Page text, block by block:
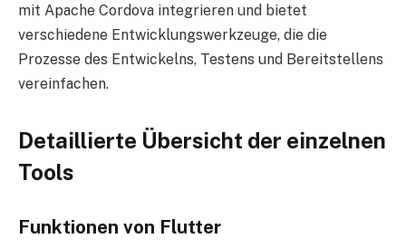
mit Apache Cordova integrieren und bietet
verschiedene Entwicklungswerkzeuge, die die
Prozesse des Entwickelns, Testens und Bereitstellens
vereinfachen.
Detaillierte Übersicht der einzelnen
Tools
Funktionen von Flutter